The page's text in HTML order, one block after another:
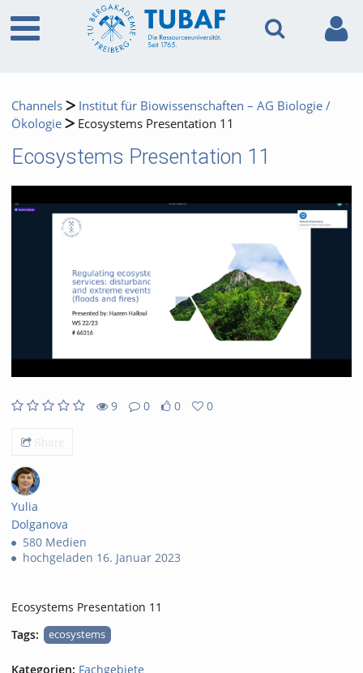
Channels
Institut für Biowissenschaften – AG Biologie /
Ökologie
Ecosystems Presentation 11
Ecosystems Presentation 11
9
0
0
0
Share
Yulia
Dolganova
580 Medien
hochgeladen 16. Januar 2023
Ecosystems Presentation 11
Tags:
ecosystems
Kategorien: Fachgebiete